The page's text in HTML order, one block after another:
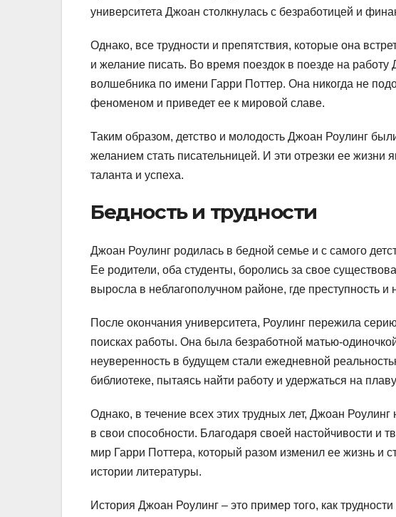
университета Джоан столкнулась с безработицей и
Однако, все трудности и препятствия, которые она
и желание писать. Во время поездок в поезде на
волшебника по имени Гарри Поттер. Она никогда не
феноменом и приведет ее к мировой славе.
Таким образом, детство и молодость Джоан Роулинг
желанием стать писательницей. И эти отрезки ее
таланта и успеха.
Бедность и трудности
Джоан Роулинг родилась в бедной семье и с самого
Ее родители, оба студенты, боролись за свое
выросла в неблагополучном районе, где преступность
После окончания университета, Роулинг пережила
поисках работы. Она была безработной матью-
неуверенность в будущем стали ежедневной
библиотеке, пытаясь найти работу и удержаться на
Однако, в течение всех этих трудных лет, Джоан
в свои способности. Благодаря своей настойчивости и
мир Гарри Поттера, который разом изменил ее жизнь
истории литературы.
История Джоан Роулинг – это пример того, как